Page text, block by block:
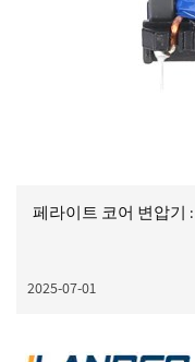
페라이트 코어 변압기
2025-07-01